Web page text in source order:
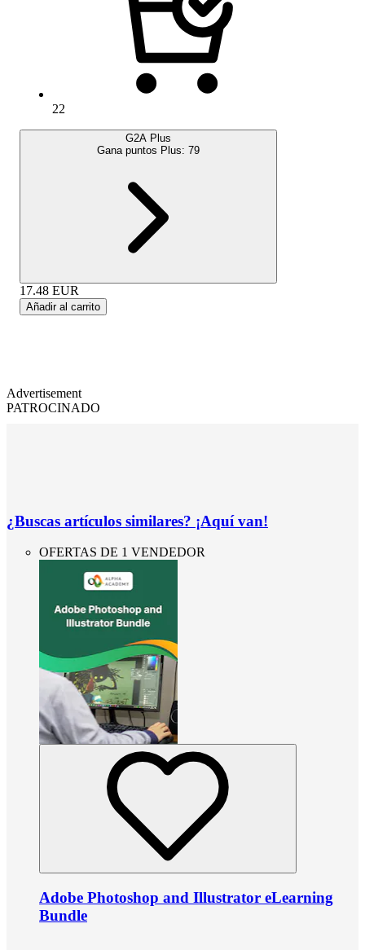
22
G2A Plus
Gana puntos Plus: 79
17.48 EUR
Añadir al carrito
Advertisement
PATROCINADO
¿Buscas artículos similares? ¡Aquí van!
OFERTAS DE 1 VENDEDOR
Adobe Photoshop and Illustrator eLearning
Bundle